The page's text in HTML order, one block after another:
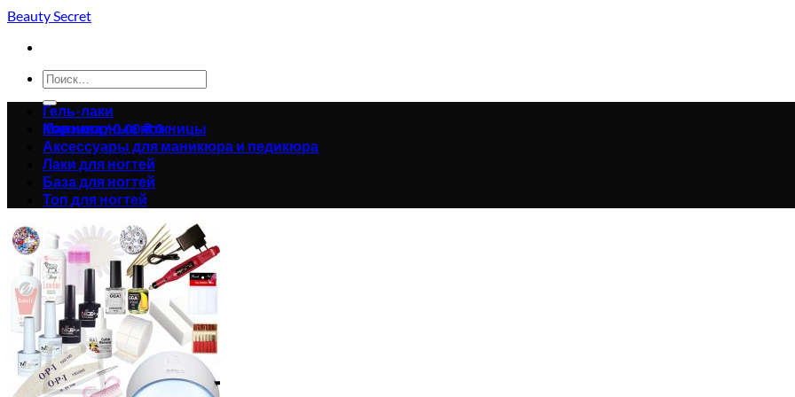
Skip
content
Beauty Secret
Искать:
Корзина /0.00₴0
Корзина пуста.
Вернуться в магазин
0
Корзина
Гель-лаки
Маникюрные ножницы
Аксессуары для маникюра и педикюра
Лаки для ногтей
База для ногтей
Топ для ногтей